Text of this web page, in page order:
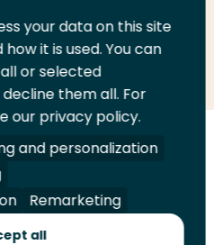
Print
deze
pagina
A-Z Index
Contact
your data on this site
it is used. You can
or selected
them all. For
our privacy policy.
and personalization
Remarketing
all